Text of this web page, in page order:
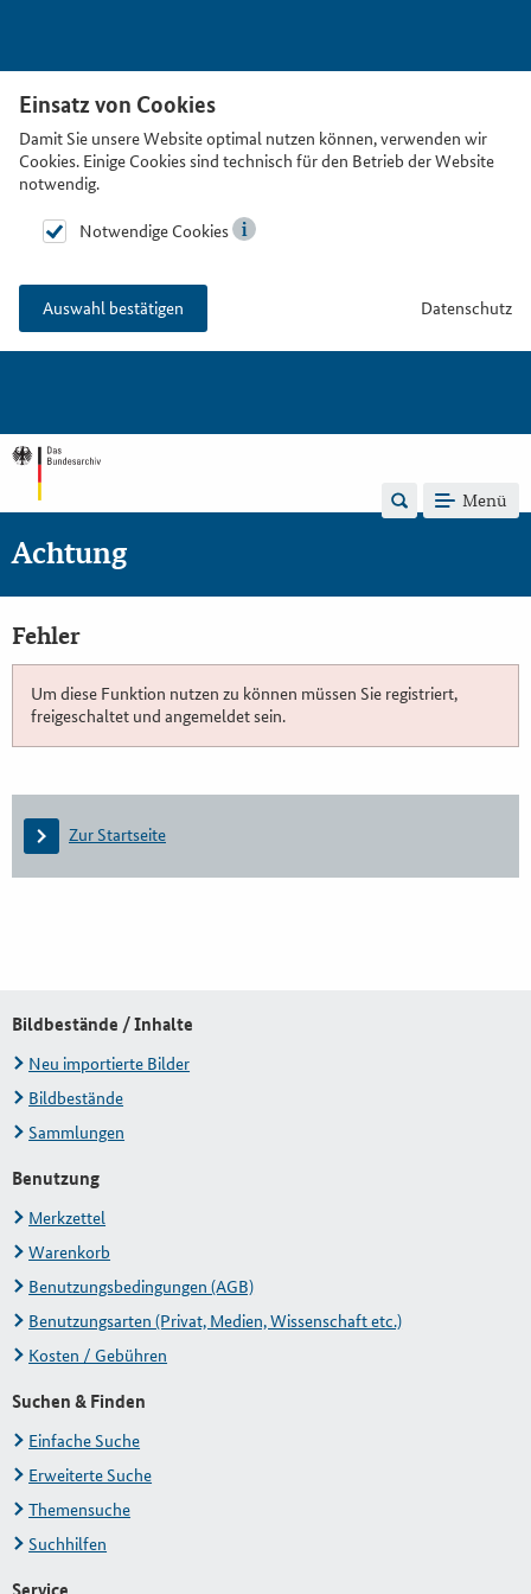
Einsatz von Cookies
Damit Sie unsere Website optimal nutzen können, verwenden wir
Cookies. Einige Cookies sind technisch für den Betrieb der Website
notwendig.
Notwendige Cookies
Auswahl bestätigen Datenschutz
Menü
Achtung
Fehler
Um diese Funktion nutzen zu können müssen Sie registriert,
freigeschaltet und angemeldet sein.
Zur Startseite
Bildbestände / Inhalte
Neu importierte Bilder
Bildbestände
Sammlungen
Benutzung
Merkzettel
Warenkorb
Benutzungsbedingungen (AGB)
Benutzungsarten (Privat, Medien, Wissenschaft etc.)
Kosten / Gebühren
Suchen & Finden
Einfache Suche
Erweiterte Suche
Themensuche
Suchhilfen